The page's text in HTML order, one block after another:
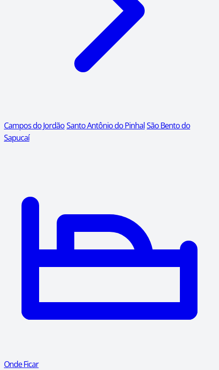
Campos do JordãoSanto Antônio do PinhalSão Bento do
Sapucaí
Onde Ficar